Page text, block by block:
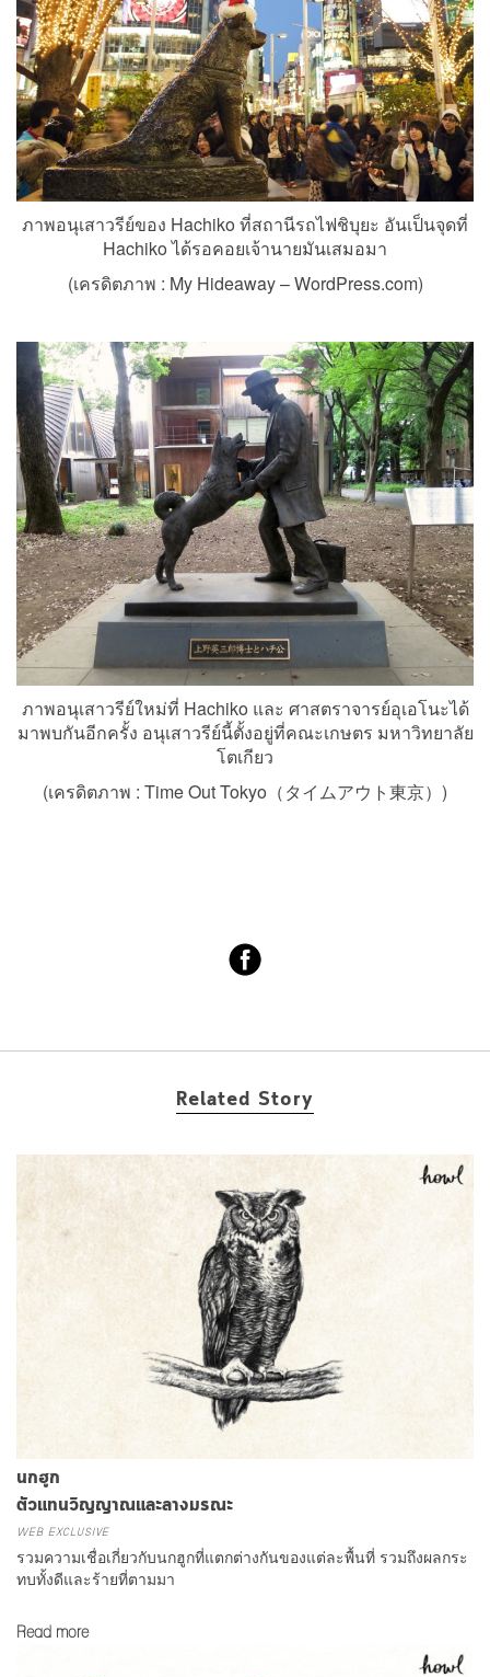
ภาพอนุเสาวรีย์ของ Hachiko ที่สถานีรถไฟชิบุยะ อันเป็นจุดที่
Hachiko ได้รอคอยเจ้านายมันเสมอมา
(เครดิตภาพ : My Hideaway – WordPress.com)
ภาพอนุเสาวรีย์ใหม่ที่ Hachiko และ ศาสตราจารย์อุเอโนะได้
มาพบกันอีกครั้ง อนุเสาวรีย์นี้ตั้งอยู่ที่คณะเกษตร มหาวิทยาลัย
โตเกียว
(เครดิตภาพ : Time Out Tokyo（タイムアウト東京） )
Related Story
นกฮูก
ตัวแทนวิญญาณและลางมรณะ
WEB EXCLUSIVE
รวมความเชื่อเกี่ยวกับนกฮูกที่แตกต่างกันของแต่ละพื้นที่ รวมถึงผลกระ
ทบทั้งดีและร้ายที่ตามมา
Read more